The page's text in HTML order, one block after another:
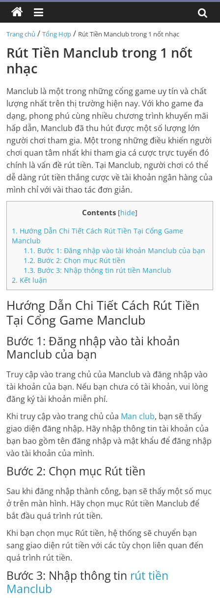
Trang chủ /Tổng Hợp / Rút Tiền Manclub trong 1 nốt nhạc
Rút Tiền Manclub trong 1 nốt
nhạc
Manclub là một trong những cổng game uy tín và chất
lượng nhất trên thị trường hiện nay. Với kho game đa
dạng, phong phú cùng nhiều chương trình khuyến mãi
hấp dẫn, Manclub đã thu hút được một số lượng lớn
người chơi tham gia. Một trong những điều khiến người
chơi quan tâm nhất khi tham gia cá cược trực tuyến đó
chính là vấn đề rút tiền. Tại Manclub, người chơi có thể
dễ dàng rút tiền thắng cược về tài khoản ngân hàng của
mình chỉ với vài thao tác đơn giản.
Contents [hide]
1. Hướng Dẫn Chi Tiết Cách Rút Tiền Tại Cổng Game
Manclub
1.1. Bước 1: Đăng nhập vào tài khoản Manclub của bạn
1.2. Bước 2: Chọn mục Rút tiền
1.3. Bước 3: Nhập thông tin rút tiền Manclub
2. Kết luận
Hướng Dẫn Chi Tiết Cách Rút Tiền
Tại Cổng Game Manclub
Bước 1: Đăng nhập vào tài khoản
Manclub của bạn
Truy cập vào trang chủ của Manclub và đăng nhập vào
tài khoản của bạn. Nếu bạn chưa có tài khoản, vui lòng
đăng ký tài khoản miễn phí.
Khi truy cập vào trang chủ của Man club, bạn sẽ thấy
giao diện đăng nhập. Hãy nhập thông tin tài khoản của
bạn bao gồm tên đăng nhập và mật khẩu để đăng nhập
vào tài khoản của mình.
Bước 2: Chọn mục Rút tiền
Sau khi đăng nhập thành công, bạn sẽ thấy một số mục
ở trên màn hình. Hãy chọn mục Rút tiền Manclub để
bắt đầu quá trình rút tiền.
Khi bạn chọn mục Rút tiền, hệ thống sẽ chuyển bạn
sang giao diện rút tiền với các tùy chọn liên quan đến
quá trình rút tiền.
Bước 3: Nhập thông tin rút tiền
Manclub